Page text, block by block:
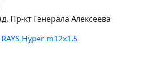
Пр-кт Генерала Алексеева
Hyper m12x1.5